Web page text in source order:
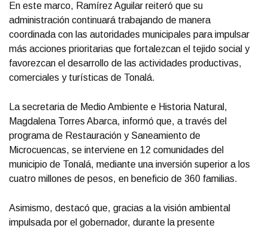
En este marco, Ramírez Aguilar reiteró que su
administración continuará trabajando de manera
coordinada con las autoridades municipales para impulsar
más acciones prioritarias que fortalezcan el tejido social y
favorezcan el desarrollo de las actividades productivas,
comerciales y turísticas de Tonalá.
La secretaria de Medio Ambiente e Historia Natural,
Magdalena Torres Abarca, informó que, a través del
programa de Restauración y Saneamiento de
Microcuencas, se interviene en 12 comunidades del
municipio de Tonalá, mediante una inversión superior a los
cuatro millones de pesos, en beneficio de 360 familias.
Asimismo, destacó que, gracias a la visión ambiental
impulsada por el gobernador, durante la presente